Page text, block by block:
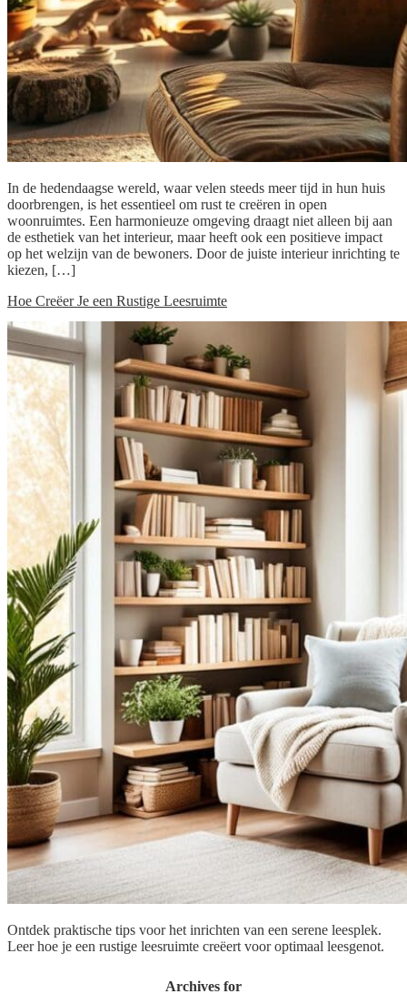
In de hedendaagse wereld, waar velen steeds meer tijd in hun huis
doorbrengen, is het essentieel om rust te creëren in open
woonruimtes. Een harmonieuze omgeving draagt niet alleen bij aan
de esthetiek van het interieur, maar heeft ook een positieve impact
op het welzijn van de bewoners. Door de juiste interieur inrichting te
kiezen, […]
Hoe Creëer Je een Rustige Leesruimte
Ontdek praktische tips voor het inrichten van een serene leesplek.
Leer hoe je een rustige leesruimte creëert voor optimaal leesgenot.
Archives for